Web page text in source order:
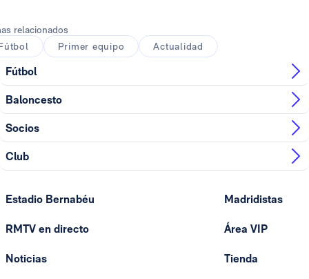
relacionados
Primer equipo Actualidad
Fútbol
Baloncesto
Socios
Club
Estadio Bernabéu
RMTV en directo
Noticias
Madridistas
Área VIP
Tienda